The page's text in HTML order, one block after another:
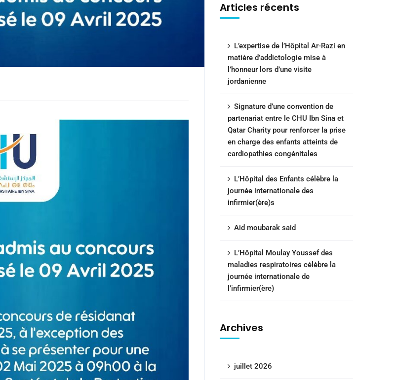
Articles récents
L’expertise de l’Hôpital Ar-Razi en
matière d’addictologie mise à
l’honneur lors d’une visite
jordanienne
Signature d’une convention de
partenariat entre le CHU Ibn Sina et
Qatar Charity pour renforcer la prise
en charge des enfants atteints de
cardiopathies congénitales
L’Hôpital des Enfants célèbre la
journée internationale des
infirmier(ère)s
Aid moubarak said
L’Hôpital Moulay Youssef des
maladies respiratoires célèbre la
journée internationale de
l’infirmier(ère)
Archives
juillet 2026